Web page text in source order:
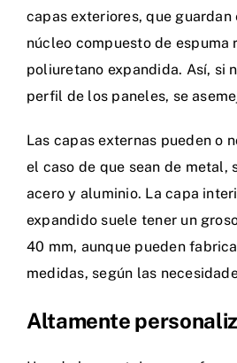
capas exteriores, que guardan
núcleo compuesto de espuma
poliuretano expandida. Así, si
perfil de los paneles, se
Las capas externas pueden o
el caso de que sean de metal,
acero y aluminio. La capa
expandido suele tener un
40 mm, aunque pueden
medidas, según las
Altamente